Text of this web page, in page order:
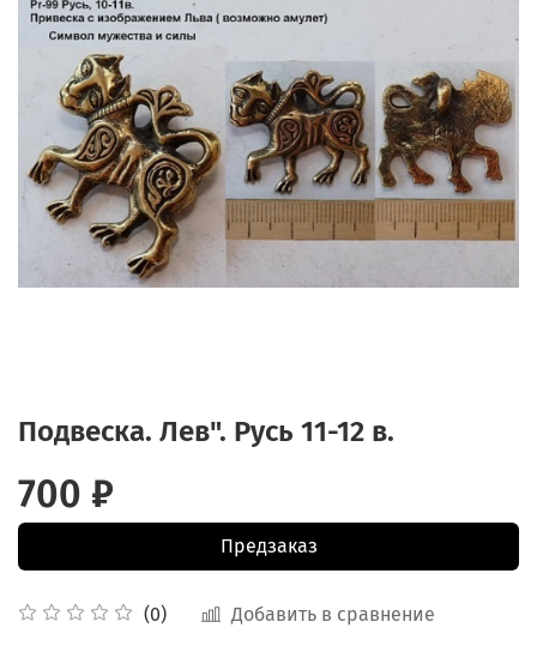
Подвеска. Лев". Русь 11-12 в.
(0) Добавить в сравнение
700 ₽
Предзаказ